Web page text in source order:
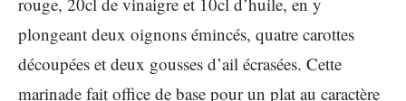
plongeant deux oignons émincés, quatre carottes
découpées et deux gousses d’ail écrasées. Cette
marinade fait office de base pour un plat au caractère